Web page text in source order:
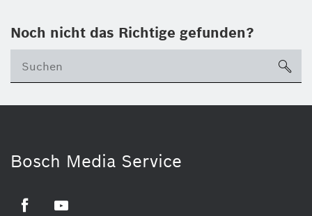
Noch nicht das Richtige gefunden?
Bosch Media Service